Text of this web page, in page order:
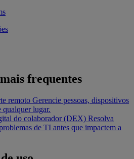
frequentes
remoto Gerencie pessoas, dispositivos
qualquer lugar.
do colaborador (DEX) Resolva
de TI antes que impactem a